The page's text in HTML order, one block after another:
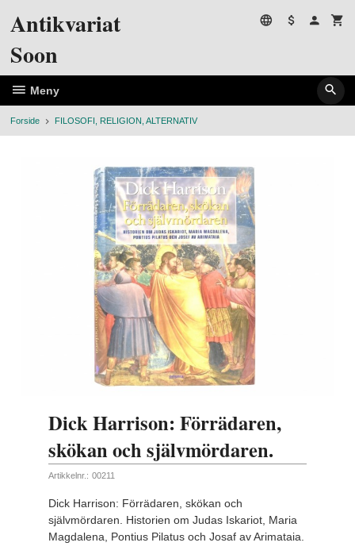
Antikvariat
Soon
Meny
Forside FILOSOFI, RELIGION, ALTERNATIV
Dick Harrison: Förrädaren,
skökan och självmördaren.
Artikkelnr.: 00211
Dick Harrison: Förrädaren, skökan och
självmördaren. Historien om Judas Iskariot, Maria
Magdalena, Pontius Pilatus och Josaf av Arimataia.